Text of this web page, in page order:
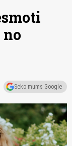
Seko mums Google